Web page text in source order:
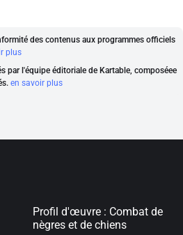
des contenus aux programmes officiels
plus
par l'équipe éditoriale de Kartable, composéee
en savoir plus
Profil d'œuvre : Combat de
nègres et de chiens